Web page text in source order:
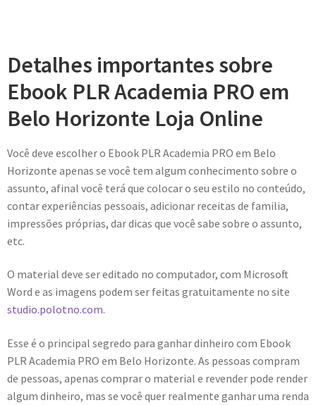
Detalhes importantes sobre
Ebook PLR Academia PRO em
Belo Horizonte Loja Online
Você deve escolher o Ebook PLR Academia PRO em Belo
Horizonte apenas se você tem algum conhecimento sobre o
assunto, afinal você terá que colocar o seu estilo no conteúdo,
contar experiências pessoais, adicionar receitas de familia,
impressões próprias, dar dicas que você sabe sobre o assunto,
etc.
O material deve ser editado no computador, com Microsoft
Word e as imagens podem ser feitas gratuitamente no site
studio.polotno.com.
Esse é o principal segredo para ganhar dinheiro com Ebook
PLR Academia PRO em Belo Horizonte. As pessoas compram
de pessoas, apenas comprar o material e revender pode render
algum dinheiro, mas se você quer realmente ganhar uma renda